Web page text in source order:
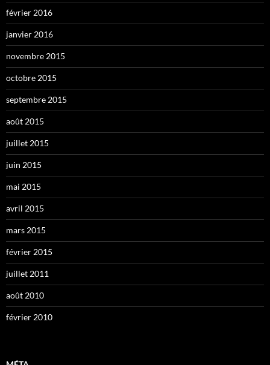
février 2016
janvier 2016
novembre 2015
octobre 2015
septembre 2015
août 2015
juillet 2015
juin 2015
mai 2015
avril 2015
mars 2015
février 2015
juillet 2011
août 2010
février 2010